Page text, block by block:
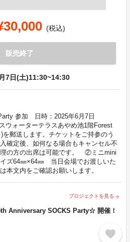
(税込)
販売終了
7日(土)11:30~14:30
参加 日時：2025年6月7日
ウォーターテラスあやめ池1階Forest
郵送します。チケットをご持参のう
定後、如何なる場合もキャンセル不
の方の出席は可能です。 ②ミニmini
ズ64㎜×64㎜ 当日会場でお渡しいた
文内をご確認お願いします。
プロジェクトを見る arrow_forward
Anniversary SOCKS Party☆ 開催！
favorite